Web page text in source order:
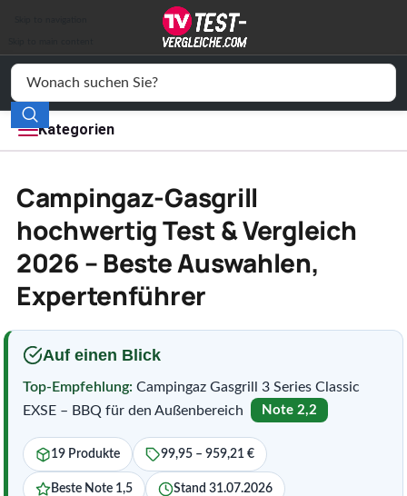
Kategorien
Elektronik
Freizeit
Wohnen
Service
Vergleichssiegel
Campingaz-Gasgrill
hochwertig Test & Vergleich
2026 – Beste Auswahlen,
Expertenführer
Auf einen Blick
Top-Empfehlung: Campingaz Gasgrill 3 Series Classic
EXSE – BBQ für den Außenbereich
Note 2,2
19 Produkte 99,95 – 959,21 €
Beste Note 1,5 Stand 31.07.2026